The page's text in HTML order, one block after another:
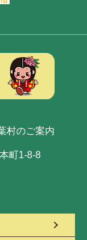
村のご案内
町1-8-8